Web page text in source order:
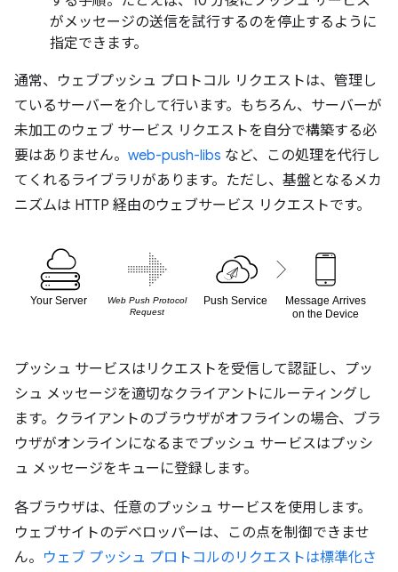
がメッセージの送信を試行するのを停止するように
指定できます。
通常、ウェブプッシュ プロトコル リクエストは、管理し
ているサーバーを介して行います。もちろん、サーバーが
未加工のウェブ サービス リクエストを自分で構築する必
要はありません。 web-push-libs など、この処理を代行し
てくれるライブラリがあります。ただし、基盤となるメカ
ニズムは HTTP 経由のウェブサービス リクエストです。
プッシュ サービスはリクエストを受信して認証し、プッ
シュ メッセージを適切なクライアントにルーティングし
ます。クライアントのブラウザがオフラインの場合、ブラ
ウザがオンラインになるまでプッシュ サービスはプッシ
ュ メッセージをキューに登録します。
各ブラウザは、任意のプッシュ サービスを使用します。
ウェブサイトのデベロッパーは、この点を制御できませ
ん。 ウェブ プッシュ プロトコルのリクエストは標準化さ